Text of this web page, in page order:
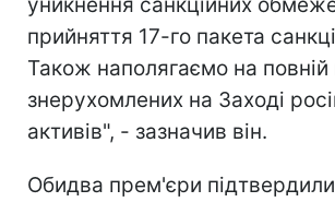
прийняття 17-го пакета
Також наполягаємо на повній
знерухомлених на Заході
активів", - зазначив він.
Обидва прем'єри